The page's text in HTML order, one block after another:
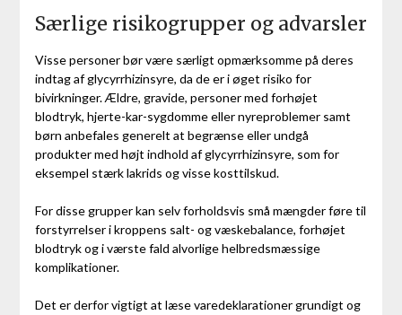
Særlige risikogrupper og advarsler
Visse personer bør være særligt opmærksomme på deres
indtag af glycyrrhizinsyre, da de er i øget risiko for
bivirkninger. Ældre, gravide, personer med forhøjet
blodtryk, hjerte-kar-sygdomme eller nyreproblemer samt
børn anbefales generelt at begrænse eller undgå
produkter med højt indhold af glycyrrhizinsyre, som for
eksempel stærk lakrids og visse kosttilskud.
For disse grupper kan selv forholdsvis små mængder føre til
forstyrrelser i kroppens salt- og væskebalance, forhøjet
blodtryk og i værste fald alvorlige helbredsmæssige
komplikationer.
Det er derfor vigtigt at læse varedeklarationer grundigt og